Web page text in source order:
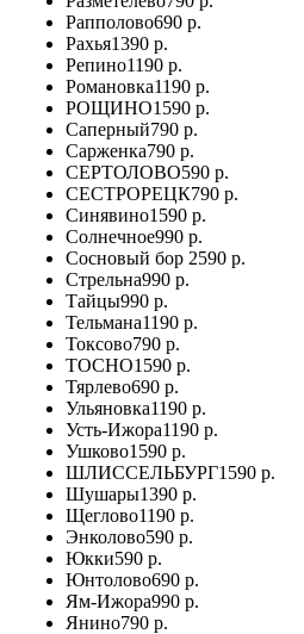
Рапполово690 р.
Рахья1390 р.
Репино1190 р.
Романовка1190 р.
РОЩИНО1590 р.
Саперный790 р.
Сарженка790 р.
СЕРТОЛОВО590 р.
СЕСТРОРЕЦК790 р.
Синявино1590 р.
Солнечное990 р.
Сосновый бор 2590 р.
Стрельна990 р.
Тайцы990 р.
Тельмана1190 р.
Токсово790 р.
ТОСНО1590 р.
Тярлево690 р.
Ульяновка1190 р.
Усть-Ижора1190 р.
Ушково1590 р.
ШЛИССЕЛЬБУРГ1590 р.
Шушары1390 р.
Щеглово1190 р.
Энколово590 р.
Юкки590 р.
Юнтолово690 р.
Ям-Ижора990 р.
Янино790 р.